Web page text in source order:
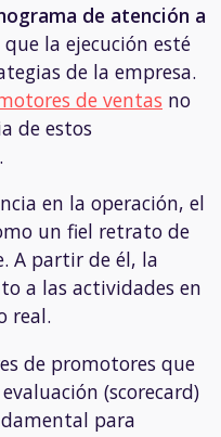
de atención a
la ejecución esté
de la empresa.
de ventas no
de estos
en la operación, el
un fiel retrato de
A partir de él, la
a las actividades en
real.
de promotores que
(scorecard)
para